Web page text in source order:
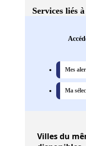
Services liés
Mes
Ma
Villesdu